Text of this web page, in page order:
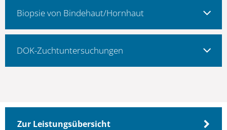
Biopsie von Bindehaut/Hornhaut
DOK-Zuchtuntersuchungen
Zur Leistungsübersicht